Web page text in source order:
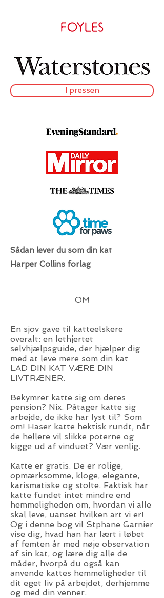
I pressen
Sådan lever du som din kat
Harper Collins forlag
OM
En sjov gave til katteelskere
overalt: en lethjertet
selvhjælpsguide, der hjælper dig
med at leve mere som din kat
LAD DIN KAT VÆRE DIN
LIVTRÆNER.
Bekymrer katte sig om deres
pension? Nix. Påtager katte sig
arbejde, de ikke har lyst til? Som
om! Haser katte hektisk rundt, når
de hellere vil slikke poterne og
kigge ud af vinduet? Vær venlig.
Katte er gratis. De er rolige,
opmærksomme, kloge, elegante,
karismatiske og stolte. Faktisk har
katte fundet intet mindre end
hemmeligheden om, hvordan vi alle
skal leve, uanset hvilken art vi er!
Og i denne bog vil Stphane Garnier
vise dig, hvad han har lært i løbet
af femten år med nøje observation
af sin kat, og lære dig alle de
måder, hvorpå du også kan
anvende kattes hemmeligheder til
dit eget liv på arbejdet, derhjemme
og med din venner.